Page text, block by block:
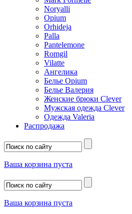
Noryalli
Opium
Orhideja
Palla
Pantelemone
Romgil
Vilatte
Ангелика
Белье Opium
Белье Валерия
Женские брюки Clever
Мужская одежда Clever
Одежда Valeria
Распродажа
Ваша корзина пуста
Ваша корзина пуста